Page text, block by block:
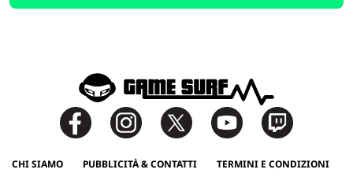
CHI SIAMO PUBBLICITÀ & CONTATTI TERMINI E CONDIZIONI